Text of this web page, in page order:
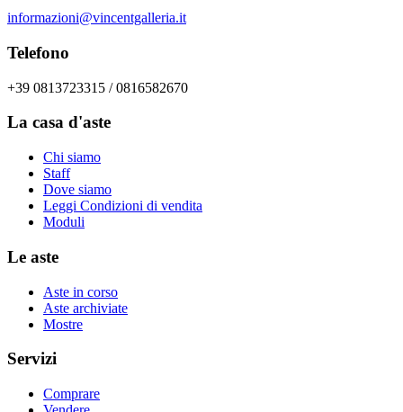
informazioni@vincentgalleria.it
Telefono
+39 0813723315 / 0816582670
La casa d'aste
Chi siamo
Staff
Dove siamo
Leggi Condizioni di vendita
Moduli
Le aste
Aste in corso
Aste archiviate
Mostre
Servizi
Comprare